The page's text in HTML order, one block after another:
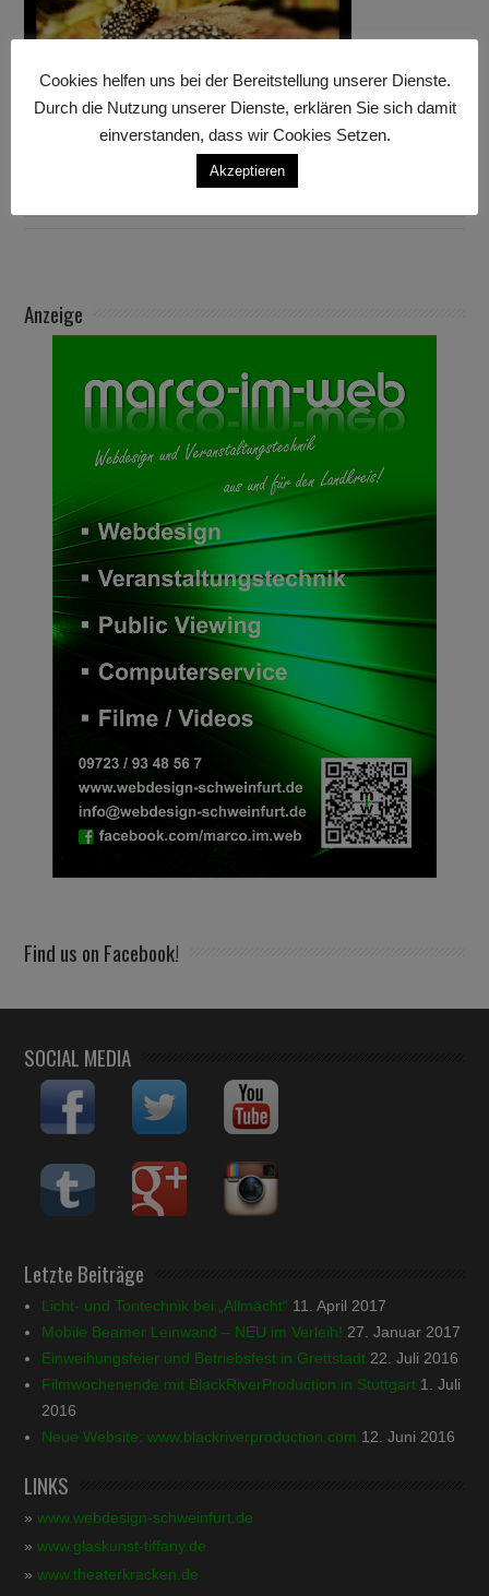
Anzeige
Find us on Facebook!
SOCIAL MEDIA
Letzte Beiträge
Licht- und Tontechnik bei „Allmächt“ 11. April 2017
Mobile Beamer Leinwand – NEU im Verleih! 27. Januar 2017
Einweihungsfeier und Betriebsfest in Grettstadt 22. Juli 2016
Filmwochenende mit BlackRiverProduction in Stuttgart 1. Juli
2016
Neue Website: www.blackriverproduction.com 12. Juni 2016
LINKS
»www.webdesign-schweinfurt.de
»www.glaskunst-tiffany.de
»www.theaterkracken.de
Cookies helfen uns bei der Bereitstellung unserer Dienste.
Durch die Nutzung unserer Dienste, erklären Sie sich damit
einverstanden, dass wir Cookies Setzen.
Akzeptieren